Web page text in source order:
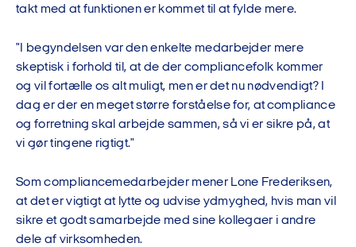
takt med at funktionen er kommet til at fylde mere.
"I begyndelsen var den enkelte medarbejder mere
skeptisk i forhold til, at de der compliancefolk kommer
og vil fortælle os alt muligt, men er det nu nødvendigt? I
dag er der en meget større forståelse for, at compliance
og forretning skal arbejde sammen, så vi er sikre på, at
vi gør tingene rigtigt."
Som compliancemedarbejder mener Lone Frederiksen,
at det er vigtigt at lytte og udvise ydmyghed, hvis man vil
sikre et godt samarbejde med sine kollegaer i andre
dele af virksomheden.